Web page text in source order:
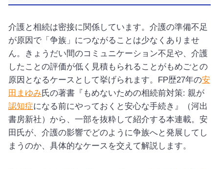
介護と相続は密接に関係しています。介護の準備不足
が原因で「争族」につながることは少なくありませ
ん。きょうだい間のコミュニケーション不足や、介護
したことの評価が低く見積もられることがもめごとの
原因となるケースとして挙げられます。FP歴27年の安
田まゆみ氏の著書『もめないための相続前対策: 親が
認知症になる前にやっておくと安心な手続き』（河出
書房新社）から、一部を抜粋して紹介する本連載。安
田氏が、介護の影響でどのように争族へと発展してし
まうのか、具体的なケースを交えて解説します。